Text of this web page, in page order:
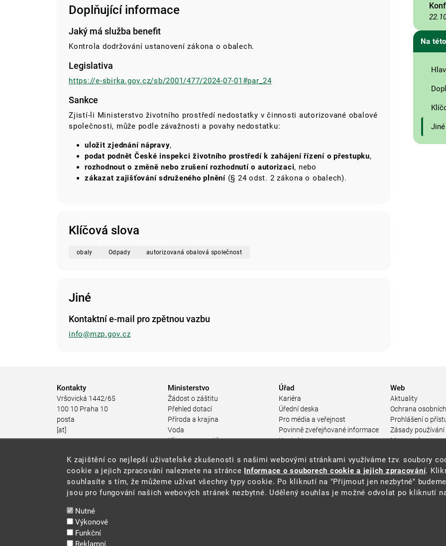
Doplňující informace
Jaký má služba benefit
Kontrola dodržování ustanovení zákona o obalech.
Legislativa
https://e-sbirka.gov.cz/sb/2001/477/2024-07-01#par_24
Sankce
Zjistí-li Ministerstvo životního prostředí nedostatky v činnosti autorizované obalové
společnosti, může podle závažnosti a povahy nedostatku:
uložit zjednání nápravy,
podat podnět České inspekci životního prostředí k zahájení řízení o přestupku,
rozhodnout o změně nebo zrušení rozhodnutí o autorizaci, nebo
zákazat zajišťování sdruženého plnění(§ 24 odst. 2 zákona o obalech).
Klíčová slova
obaly Odpady autorizovaná obalová společnost
Jiné
Kontaktní e-mail pro zpětnou vazbu
info@mzp.gov.cz
Na
Jiné
Kontakty
Vršovická 1442/65
100 10 Praha 10
posta
[at]
mzp.gov.cz
+420 267 121 111
Ministerstvo
Žádost o záštitu
Přehled dotací
Příroda a krajina
Voda
Klima a energetika
Odpadové hospodářství
Rizika pro životní prostředí
Stav životního prostředí
Environmentální nástroje
Úřad
Kariéra
Úřední deska
Pro média a veřejnost
Povinně zveřejňované informace
Kontakty
(PDF, 204 kB)
Web
Aktuality
Ochrana
Prohlášení o
Zásady používání
Mapa webu
K zajištění co nejlepší uživatelské zkušenosti s našimi webovými stránkami využíváme tzv. soubory
cookie a jejich zpracování naleznete na stránce Informace o souborech cookie a jejich zpracování.
souhlasíte s tím, že můžeme užívat všechny typy cookie. Po kliknutí na "Přijmout jen nezbytné"
jsou pro fungování našich webových stránek nezbytné. Udělený souhlas je možné odvolat po kliknutí
Nutné
Výkonové
Funkční
Reklamní